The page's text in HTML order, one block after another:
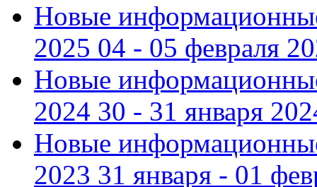
Новые
2025 04 - 05 февраля
Новые
2024 30 - 31 января
Новые
2023 31 января - 01